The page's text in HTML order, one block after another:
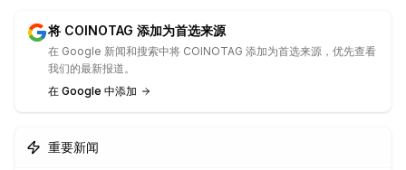
将 COINOTAG 添加为首选来源
在 Google 新闻和搜索中将 COINOTAG 添加为首选来源，优先查看
我们的最新报道。
在 Google 中添加
重要新闻